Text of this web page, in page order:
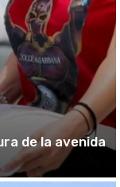
de la avenida